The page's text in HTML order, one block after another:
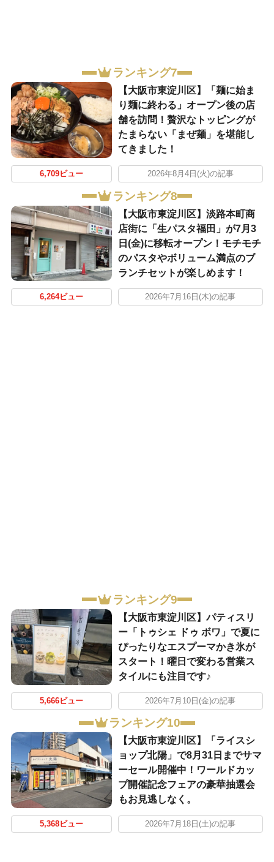
ランキング7
【大阪市東淀川区】「麺に始ま
り麺に終わる」オープン後の店
舗を訪問！贅沢なトッピングが
たまらない「まぜ麺」を堪能し
てきました！
6,709ビュー 2026年8月4日(火)の記事
ランキング8
【大阪市東淀川区】淡路本町商
店街に「生パスタ福田」が7月3
日(金)に移転オープン！モチモチ
のパスタやボリューム満点のブ
ランチセットが楽しめます！
6,264ビュー 2026年7月16日(木)の記事
ランキング9
【大阪市東淀川区】パティスリ
ー「トゥシェ ドゥ ボワ」で夏に
ぴったりなエスプーマかき氷が
スタート！曜日で変わる営業ス
タイルにも注目です♪
5,666ビュー 2026年7月10日(金)の記事
ランキング10
【大阪市東淀川区】「ライスシ
ョップ北陽」で8月31日までサマ
ーセール開催中！ワールドカッ
プ開催記念フェアの豪華抽選会
もお見逃しなく。
5,368ビュー 2026年7月18日(土)の記事